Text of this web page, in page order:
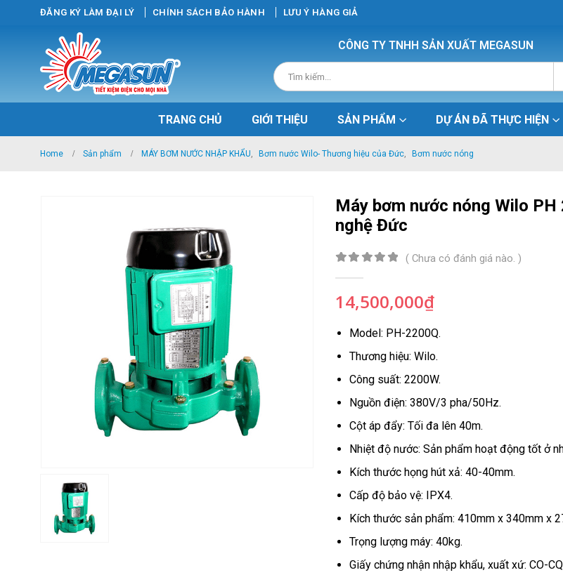
ĐĂNG KÝ LÀM ĐẠI LÝ CHÍNH SÁCH BẢO HÀNH LƯU Ý HÀNG GIẢ
CÔNG TY TNHH SẢN XUẤT MEGASUN
TRANG CHỦ GIỚI THIỆU SẢN PHẨM DỰ ÁN ĐÃ THỰC HIỆN
Home Sản phẩm MÁY BƠM NƯỚC NHẬP KHẨU, Bơm nước Wilo- Thương hiệu của Đức, Bơm nước nóng
Máy bơm nước nóng Wilo PH
nghệ Đức
( Chưa có đánh giá nào. )
14,500,000₫
Model: PH-2200Q.
Thương hiệu: Wilo.
Công suất: 2200W.
Nguồn điện: 380V/3 pha/50Hz.
Cột áp đẩy: Tối đa lên 40m.
Nhiệt độ nước: Sản phẩm hoạt động tốt ở
Kích thước họng hút xả: 40-40mm.
Cấp độ bảo vệ: IPX4.
Kích thước sản phẩm: 410mm x 340mm x
Trọng lượng máy: 40kg.
Giấy chứng nhận nhập khẩu, xuất xứ: CO-